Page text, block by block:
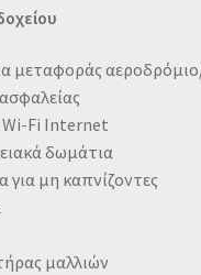
μεταφοράς
Fi Internet
δωμάτια
για μη καπνίζοντες
μαλλιών